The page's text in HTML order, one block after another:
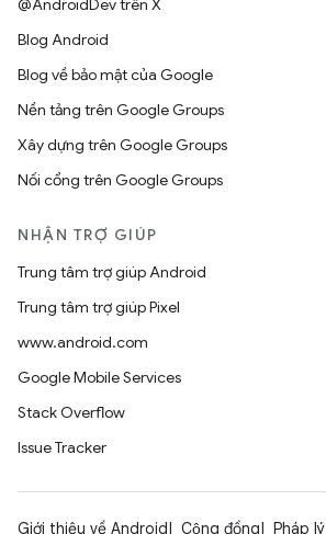
@AndroidDev trên X
Blog Android
Blog về bảo mật của Google
Nền tảng trên Google Groups
Xây dựng trên Google Groups
Nối cổng trên Google Groups
NHẬN TRỢ GIÚP
Trung tâm trợ giúp Android
Trung tâm trợ giúp Pixel
www.android.com
Google Mobile Services
Stack Overflow
Issue Tracker
Giới thiệu về Android Cộng đồng Pháp lý